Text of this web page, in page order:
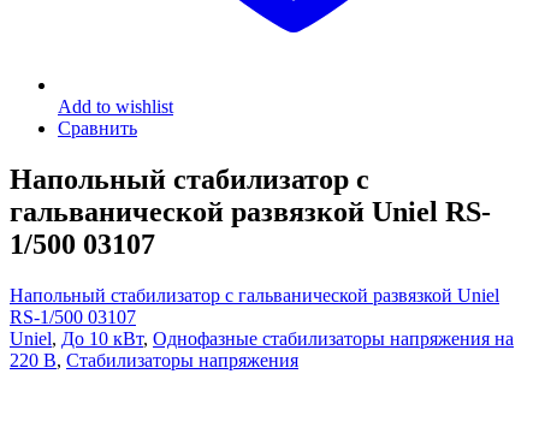
Add to wishlist
Сравнить
Напольный стабилизатор с
гальванической развязкой Uniel RS-
1/500 03107
Напольный стабилизатор с гальванической развязкой Uniel
RS-1/500 03107
Uniel, До 10 кВт, Однофазные стабилизаторы напряжения на
220 В, Стабилизаторы напряжения